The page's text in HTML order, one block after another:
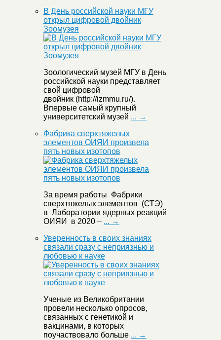
В День российской науки МГУ
открыл цифровой двойник
Зоомузея
Зоологический музей МГУ в День
российской науки представляет
свой цифровой
двойник (http://izmmu.ru/).
Впервые самый крупный
университетский музей ... →
Фабрика сверхтяжелых
элементов ОИЯИ произвела
пять новых изотопов
За время работы Фабрики
сверхтяжелых элементов (СТЭ)
в Лаборатории ядерных реакций
ОИЯИ в 2020 – ... →
Уверенность в своих знаниях
связали сразу с неприязнью и
любовью к науке
Ученые из Великобритании
провели несколько опросов,
связанных с генетикой и
вакцинами, в которых
поучаствовало больше ... →